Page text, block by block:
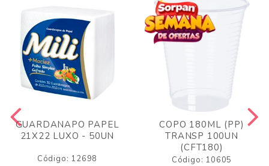
GUARDANAPO PAPEL
21X22 LUXO - 50UN
Código: 12698
COPO 180ML (PP)
TRANSP 100UN
(CFT180)
Código: 10605